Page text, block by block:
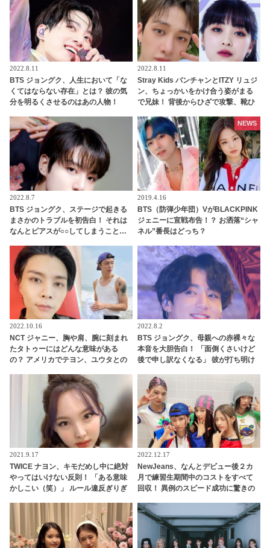
2022.8.11
BTS ジョングク、人生において「な
くてはならない存在」とは？ 彼の気
分を明るくさせるのはあの人物！
トな本音に感動
2022.8.11
Stray Kids バンチャンとITZY リュジ
ン、ちょっかいをかけ合う姿がまる
で兄妹！ 背後からひざで攻撃、靴ひ
JYPアーティストのやり取りにほっこ
り
2022.8.7
BTS ジョングク、ステージで起きる
まさかのトラブルを初告白！ それは
なんとピアスが○○してしまうこと…
ードにびっくり
2019.4.16
BTS（防弾少年団）VがBLACKPINK
ジェニーに宣戦布告！？ お洒落“シャ
ネル”番長はどっち？
NEWS
2022.10.16
NCT ジャニー、胸や肩、腕に刻まれ
たタトゥーにはどんな意味がある
の？ アメリカでテヨン、ユウタとの
2022.8.2
BTS ジョングク、母親への赤裸々な
本音を大胆告白！ 「面倒くさいけど
後で申し訳なくなる」 彼が打ち明け
のエピソードにほっこり
2021.9.17
TWICE ナヨン、キモだめし中に絶対
やってはいけない反則！ 「ある意味
かしこい（笑）」 ルール違反ぎりぎ
2022.12.17
NewJeans、なんとデビュー後２カ
月で練習生期間中のコストをすべて
回収！ 異例のスピード成功に驚きの
バーたちのお金の使い道は・・？